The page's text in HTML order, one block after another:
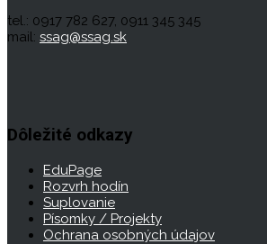
tel.: 0917 782 627, 0911 345 345
mail: ssag@ssag.sk
Dôležité odkazy
EduPage
Rozvrh hodín
Suplovanie
Písomky / Projekty
Ochrana osobných údajov